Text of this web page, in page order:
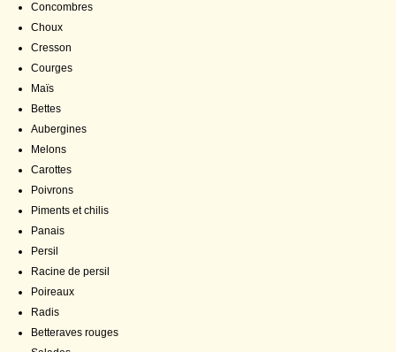
Concombres
Choux
Cresson
Courges
Maïs
Bettes
Aubergines
Melons
Carottes
Poivrons
Piments et chilis
Panais
Persil
Racine de persil
Poireaux
Radis
Betteraves rouges